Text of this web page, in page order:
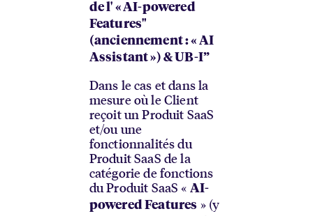
de l' « AI-powered
Features"
(anciennement : « AI
Assistant ») & UB-I”
Dans le cas et dans la
mesure où le Client
reçoit un Produit SaaS
et/ou une
fonctionnalités du
Produit SaaS de la
catégorie de fonctions
du Produit SaaS « AI-
powered Features » (y